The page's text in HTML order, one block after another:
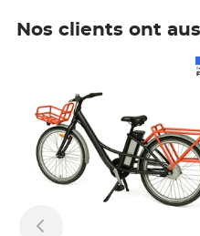
Nos clients ont